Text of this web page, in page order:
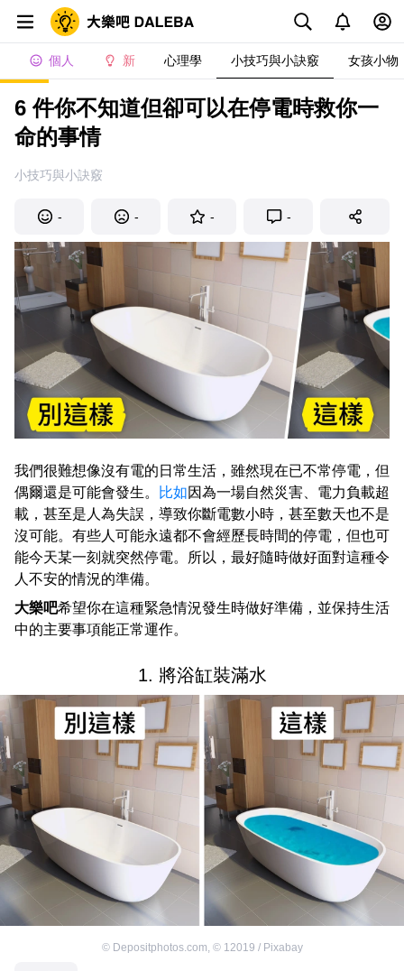
個人 新 心理學 小技巧與小訣竅 女孩小物
6 件你不知道但卻可以在停電時救你一
命的事情
小技巧與小訣竅
- - - -
我們很難想像沒有電的日常生活，雖然現在已不常停電，但
偶爾還是可能會發生。
比如因為一場自然災害、電力負載超
載，甚至是人為失誤，導致你斷電數小時，甚至數天也不是
沒可能。有些人可能永遠都不會經歷長時間的停電，但也可
能今天某一刻就突然停電。所以，最好隨時做好面對這種令
人不安的情況的準備。
大樂吧希望你在這種緊急情況發生時做好準備，並保持生活
中的主要事項能正常運作。
1. 將浴缸裝滿水
© Depositphotos.com, © 12019 / Pixabay